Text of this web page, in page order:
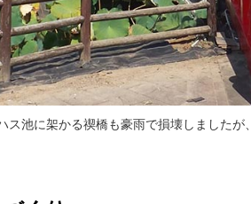
ス池に架かる禊橋も豪雨で損壊しました